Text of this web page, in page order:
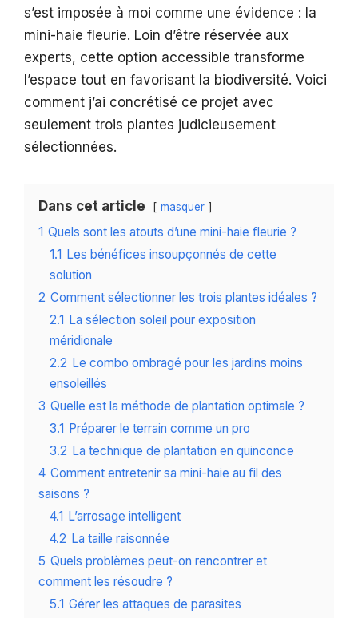
s’est imposée à moi comme une évidence : la
mini-haie fleurie. Loin d’être réservée aux
experts, cette option accessible transforme
l’espace tout en favorisant la biodiversité. Voici
comment j’ai concrétisé ce projet avec
seulement trois plantes judicieusement
sélectionnées.
Dans cet article masquer
1 Quels sont les atouts d’une mini-haie fleurie ?
1.1 Les bénéfices insoupçonnés de cette
solution
2 Comment sélectionner les trois plantes idéales ?
2.1 La sélection soleil pour exposition
méridionale
2.2 Le combo ombragé pour les jardins moins
ensoleillés
3 Quelle est la méthode de plantation optimale ?
3.1 Préparer le terrain comme un pro
3.2 La technique de plantation en quinconce
4 Comment entretenir sa mini-haie au fil des
saisons ?
4.1 L’arrosage intelligent
4.2 La taille raisonnée
5 Quels problèmes peut-on rencontrer et
comment les résoudre ?
5.1 Gérer les attaques de parasites